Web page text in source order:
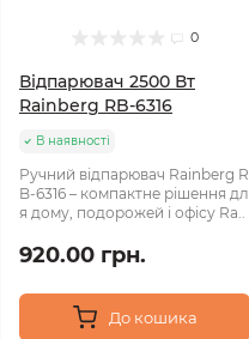
0
Відпарювач 2500 Вт
Rainberg RB-6316
В наявності
Ручний відпарювач Rainberg R
B-6316 – компактне рішення дл
я дому, подорожей і офісу Ra..
920.00 грн.
До кошика